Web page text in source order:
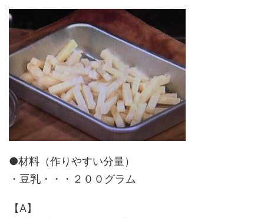
●材料（作りやすい分量）
・豆乳・・・２００グラム
【A】